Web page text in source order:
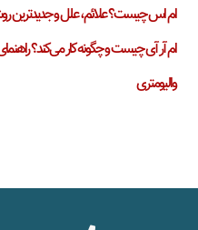
ام اس چیست؟ علائم، علل و جدیدترین
ام آر آی چیست و چگونه کار می‌کند؟
والیومتری